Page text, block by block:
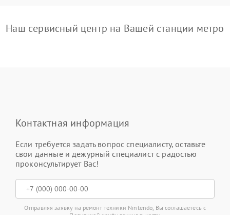
Наш сервисный центр на Вашей станции метро
Контактная информация
Если требуется задать вопрос специалисту, оставьте
свои данные и дежурный специалист с радостью
проконсультирует Вас!
Отправляя заявку на ремонт техники Nintendo, Вы соглашаетесь с